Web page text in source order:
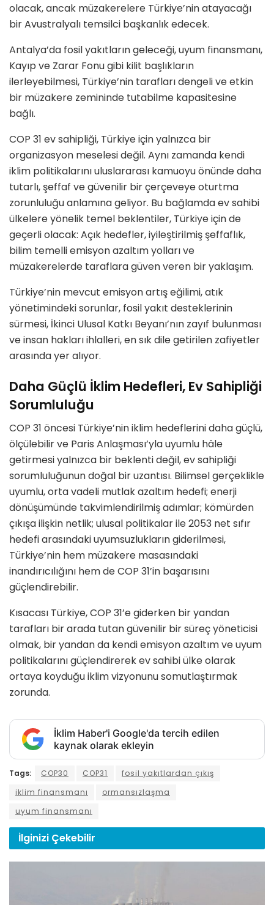
olacak, ancak müzakerelere Türkiye’nin atayacağı
bir Avustralyalı temsilci başkanlık edecek.
Antalya’da fosil yakıtların geleceği, uyum finansmanı,
Kayıp ve Zarar Fonu gibi kilit başlıkların
ilerleyebilmesi, Türkiye’nin tarafları dengeli ve etkin
bir müzakere zemininde tutabilme kapasitesine
bağlı.
COP 31 ev sahipliği, Türkiye için yalnızca bir
organizasyon meselesi değil. Aynı zamanda kendi
iklim politikalarını uluslararası kamuoyuönünde daha
tutarlı, şeffaf ve güvenilir bir çerçeveye oturtma
zorunluluğu anlamına geliyor. Bu bağlamda ev sahibi
ülkelere yönelik temel beklentiler, Türkiye için de
geçerli olacak: Açık hedefler, iyileştirilmiş şeffaflık,
bilim temelli emisyon azaltım yollarıve
müzakerelerde taraflara güven veren bir yaklaşım.
Türkiye’nin mevcut emisyon artış eğilimi, atık
yönetimindeki sorunlar, fosil yakıt desteklerinin
sürmesi, İkinci Ulusal Katkı Beyanı’nın zayıf bulunması
ve insan hakları ihlalleri, en sık dile getirilen zafiyetler
arasında yer alıyor.
Daha Güçlü İklim Hedefleri, Ev Sahipliği
Sorumluluğu
COP 31 öncesi Türkiye’nin iklim hedeflerini daha güçlü,
ölçülebilir ve Paris Anlaşması’yla uyumlu hâle
getirmesi yalnızca bir beklenti değil, ev sahipliği
sorumluluğunun doğal bir uzantısı. Bilimsel gerçeklikle
uyumlu, orta vadeli mutlak azaltım hedefi; enerji
dönüşümünde takvimlendirilmiş adımlar; kömürden
çıkışa ilişkin netlik; ulusal politikalar ile 2053 net sıfır
hedefi arasındaki uyumsuzlukların giderilmesi,
Türkiye’nin hem müzakere masasındaki
inandırıcılığını hem de COP 31’in başarısını
güçlendirebilir.
Kısacası Türkiye, COP 31’e giderken bir yandan
tarafları bir arada tutan güvenilir bir süreç yöneticisi
olmak, bir yandan da kendi emisyon azaltım ve uyum
politikalarını güçlendirerek ev sahibi ülke olarak
ortaya koyduğu iklim vizyonunu somutlaştırmak
zorunda.
İklim Haber'i Google'da tercih edilen
kaynak olarak ekleyin
Tags: COP30 COP31
fosil yakıtlardan çıkış
iklim finansmanı
ormansızlaşma
uyum finansmanı
İlginizi Çekebilir